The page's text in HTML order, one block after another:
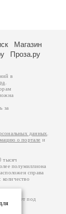
Магазин
Проза.ру
в
за
данных
о портале и
тысяч
полумиллиона
справа
работает под